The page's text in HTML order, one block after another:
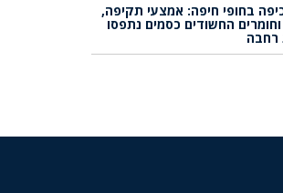
בחופי חיפה: אמצעי תקיפה,
וחומרים החשודים כסמים נתפסו
רחבה